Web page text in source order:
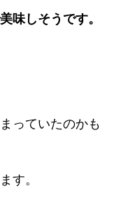
味しそうです。
っていたのかも
す。